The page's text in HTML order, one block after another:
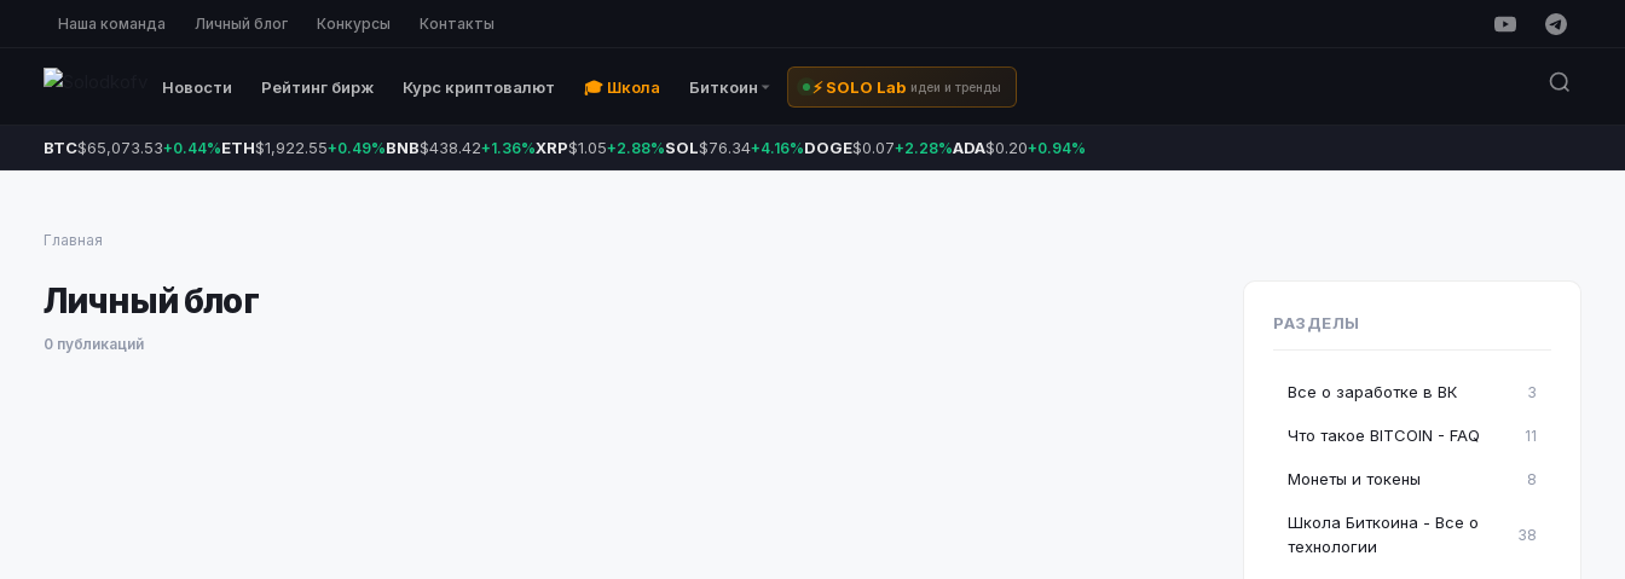
Наша команда Личный блог Конкурсы Контакты
Новости Рейтинг бирж Курс криптовалют 🎓 Школа Биткоин ⚡ SOLO Lab идеи и тренды
BTC$65,073.53+0.44%ETH$1,922.55+0.49%BNB$438.42+1.36%XRP$1.05+2.88%SOL$76.34+4.16%DOGE$0.07+2.28%ADA$0.20+0.94%
Главная
Личный блог
0 публикаций
РАЗДЕЛЫ
Все о заработке в ВК 3
Что такое BITCOIN - FAQ 11
Монеты и токены 8
Школа Биткоина - Все о
технологии
38